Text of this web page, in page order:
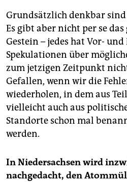
Grundsätzlich denkbar sind
Es gibt aber nicht per se
Gestein – jedes hat Vor-
Spekulationen über
zum jetzigen Zeitpunkt
Gefallen, wenn wir die
wiederholen, in dem aus
vielleicht auch aus
Standorte schon mal
werden.
In Niedersachsen wird
nachgedacht, den